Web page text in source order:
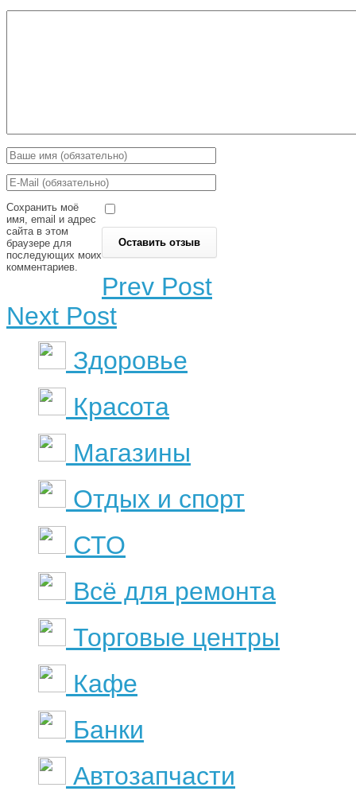
Сохранить моё
имя, email и адрес
сайта в этом
браузере для
последующих моих
комментариев.
Prev Post
Next Post
Здоровье
Красота
Магазины
Отдых и спорт
СТО
Всё для ремонта
Торговые центры
Кафе
Банки
Автозапчасти